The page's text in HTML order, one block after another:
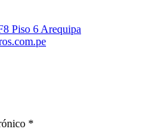
Piso 6 Arequipa
*